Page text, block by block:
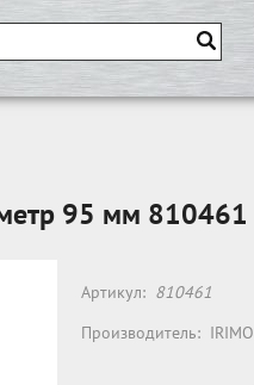
95 мм 810461
Артикул: 810461
Производитель: IRIMO